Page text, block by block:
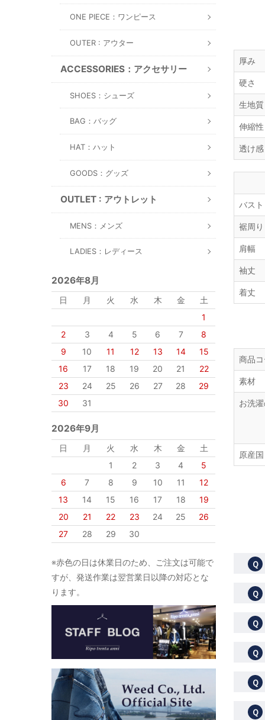
ONE PIECE：ワンピース
OUTER : アウター
ACCESSORIES：アクセサリー
SHOES：シューズ
BAG：バッグ
HAT：ハット
GOODS：グッズ
OUTLET : アウトレット
MENS：メンズ
LADIES：レディース
2026年8月
日 月 火 水 木 金
土
1
2
3 4 5 6 7
8
9
10 11 12 13 14
15
16
17 18 19 20 21
22
23
24 25 26 27 28
29
30
31
2026年9月
日 月 火 水 木 金
土
1
2 3 4
5
6
7 8 9 10 11
12
13
14 15 16 17 18
19
20
21 22 23 24 25
26
27
28 29 30
※赤色の日は休業日のため、ご注文は可能で
すが、発送作業は翌営業日以降の対応とな
ります。
厚み
硬さ
生地
伸縮性
透け感
バスト
裾周り
肩幅
袖丈
着丈
商品
素材
お洗
原産国
Ｑ
Ｑ
Ｑ
Ｑ
Ｑ
Ｑ